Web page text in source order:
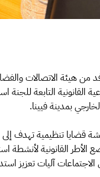
من هيئة الاتصالات
الفرعية القانونية
بمدينة فيينا.
تنظيمية تهدف إلى
القانونية لأنشطة
آليات تعزيز